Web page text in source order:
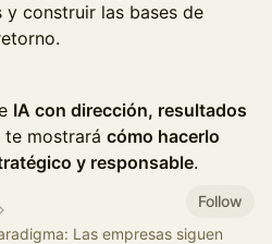
construir las bases de
IA con dirección, resultados
te mostrará cómo hacerlo
y responsable.
Follow
Las empresas siguen